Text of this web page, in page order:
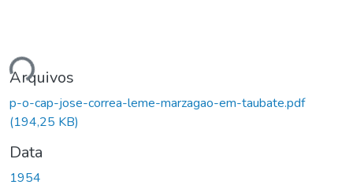
Arquivos
p-o-cap-jose-correa-leme-marzagao-em-taubate.pdf
(194,25 KB)
Data
1954